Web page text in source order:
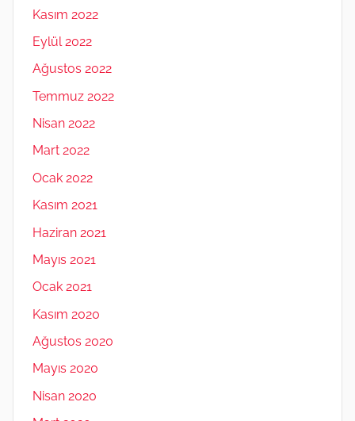
Kasım 2022
Eylül 2022
Ağustos 2022
Temmuz 2022
Nisan 2022
Mart 2022
Ocak 2022
Kasım 2021
Haziran 2021
Mayıs 2021
Ocak 2021
Kasım 2020
Ağustos 2020
Mayıs 2020
Nisan 2020